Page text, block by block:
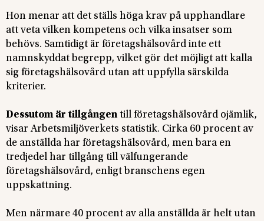
Hon menar att det ställs höga krav på upphandlare
att veta vilken kompetens och vilka insatser som
behövs. Samtidigt är företagshälsovård inte ett
namnskyddat begrepp, vilket gör det möjligt att kalla
sig företagshälsovård utan att uppfylla särskilda
kriterier.
Dessutom är tillgången till företagshälsovård ojämlik,
visar Arbetsmiljöverkets statistik. Cirka 60 procent av
de anställda har företagshälsovård, men bara en
tredjedel har tillgång till välfungerande
företagshälsovård, enligt branschens egen
uppskattning.
Men närmare 40 procent av alla anställda är helt utan